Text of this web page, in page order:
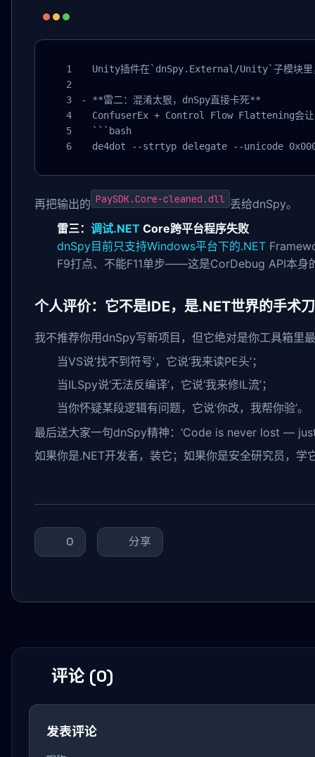
Unity插件在`dnSpy.External/Unity`子模块
- **雷二：混淆太狠，dnSpy直接卡死**
ConfuserEx + Control Flow Flattening会让
  ```bash
de4dot --strtyp delegate --unicode
再把输出的 PaySDK.Core-cleaned.dll 丢给dnSpy。
雷三： 调试.NET Core跨平台程序失败
dnSpy目前只支持Windows平台下的.NET
F9打点、不能F11单步——这是CorDebug API本身
个人评价：它不是IDE，是.NET世界的手术刀
我不推荐你用dnSpy写新项目，但它绝对是你工具箱里
当VS说‘找不到符号’，它说‘我来读PE头’；
当ILSpy说‘无法反编译’，它说‘我来修IL流’；
当你怀疑某段逻辑有问题，它说‘你改，我帮你验’。
最后送大家一句dnSpy精神：‘Code is never lost —
如果你是.NET开发者，装它；如果你是安全研究员，
0 分享
评论 (0)
发表评论